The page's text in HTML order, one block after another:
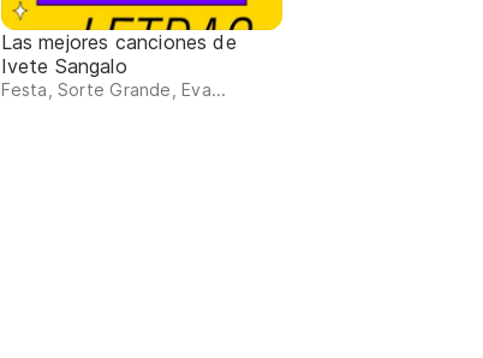
Las mejores canciones de
Ivete Sangalo
Festa, Sorte Grande, Eva...